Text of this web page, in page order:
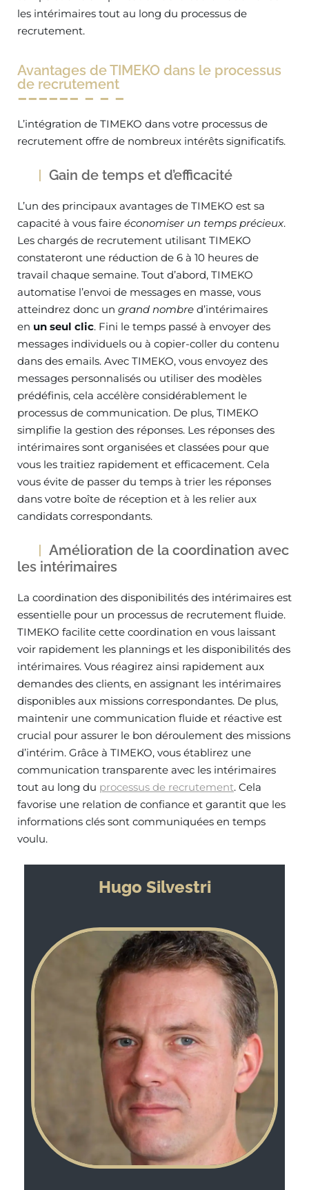
les intérimaires tout au long du processus de
recrutement.
Avantages de TIMEKO dans le processus
de recrutement
L’intégration de TIMEKO dans votre processus de
recrutement offre de nombreux intérêts significatifs.
Gain de temps et d’efficacité
L’un des principaux avantages de TIMEKO est sa
capacité à vous faire économiser un temps précieux.
Les chargés de recrutement utilisant TIMEKO
constateront une réduction de 6 à 10 heures de
travail chaque semaine. Tout d’abord, TIMEKO
automatise l’envoi de messages en masse, vous
atteindrez donc un grand nombre d’intérimaires
en un seul clic. Fini le temps passé à envoyer des
messages individuels ou à copier-coller du contenu
dans des emails. Avec TIMEKO, vous envoyez des
messages personnalisés ou utiliser des modèles
prédéfinis, cela accélère considérablement le
processus de communication. De plus, TIMEKO
simplifie la gestion des réponses. Les réponses des
intérimaires sont organisées et classées pour que
vous les traitiez rapidement et efficacement. Cela
vous évite de passer du temps à trier les réponses
dans votre boîte de réception et à les relier aux
candidats correspondants.
Amélioration de la coordination avec
les intérimaires
La coordination des disponibilités des intérimaires est
essentielle pour un processus de recrutement fluide.
TIMEKO facilite cette coordination en vous laissant
voir rapidement les plannings et les disponibilités des
intérimaires. Vous réagirez ainsi rapidement aux
demandes des clients, en assignant les intérimaires
disponibles aux missions correspondantes. De plus,
maintenir une communication fluide et réactive est
crucial pour assurer le bon déroulement des missions
d’intérim. Grâce à TIMEKO, vous établirez une
communication transparente avec les intérimaires
tout au long du processus de recrutement. Cela
favorise une relation de confiance et garantit que les
informations clés sont communiquées en temps
voulu.
Hugo Silvestri